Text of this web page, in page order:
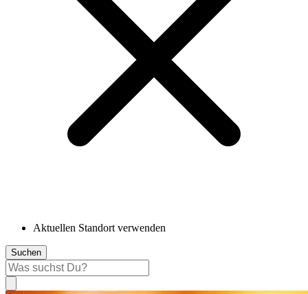
Aktuellen Standort verwenden
Suchen